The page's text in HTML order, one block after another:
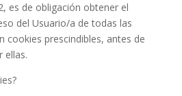
es de obligación obtener el
del Usuario/a de todas las
cookies prescindibles, antes de
ellas.